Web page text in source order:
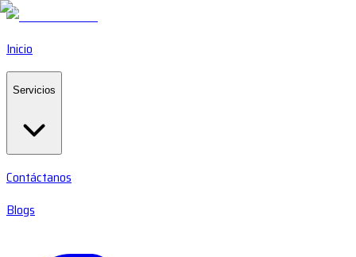
Inicio
Servicios
Contáctanos
Blogs